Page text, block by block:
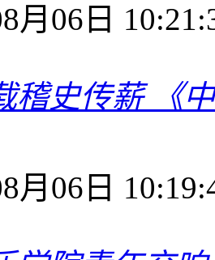
月06日
稽史传薪 《
月06日